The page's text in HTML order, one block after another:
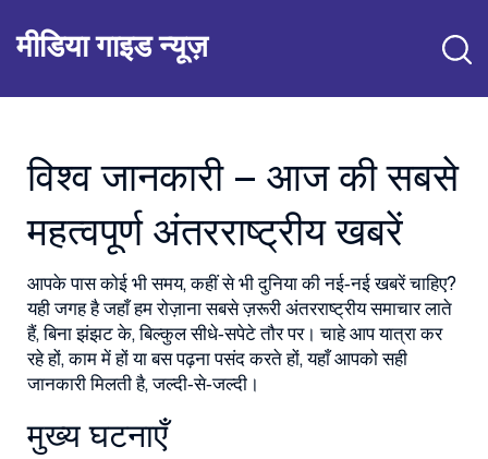
मीडिया गाइड न्यूज़
विश्व जानकारी – आज की सबसे
महत्वपूर्ण अंतरराष्ट्रीय खबरें
आपके पास कोई भी समय, कहीं से भी दुनिया की नई‑नई खबरें चाहिए?
यही जगह है जहाँ हम रोज़ाना सबसे ज़रूरी अंतरराष्ट्रीय समाचार लाते
हैं, बिना झंझट के, बिल्कुल सीधे‑सपेटे तौर पर। चाहे आप यात्रा कर
रहे हों, काम में हों या बस पढ़ना पसंद करते हों, यहाँ आपको सही
जानकारी मिलती है, जल्दी‑से‑जल्दी।
मुख्य घटनाएँ